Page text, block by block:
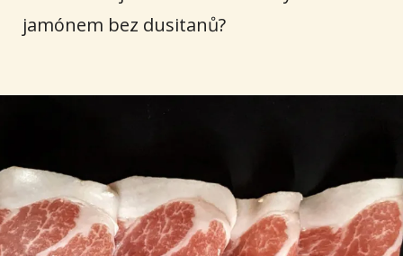
jamónem bez dusitanů?